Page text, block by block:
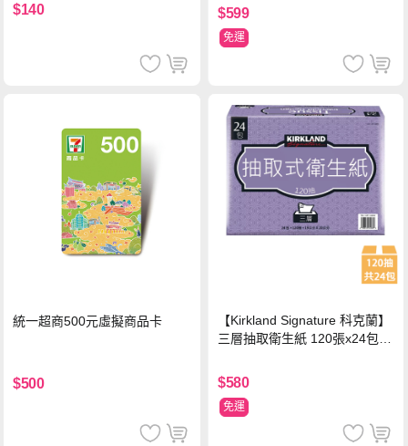
$140 $599
免運
統一超商500元虛擬商品卡
$500
【Kirkland Signature 科克蘭】
三層抽取衛生紙 120張x24包x1
$580
免運